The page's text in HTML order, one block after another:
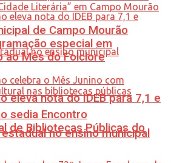
eleva nota do IDEB para 7,1 e
no ensino municipal
de Campo Mourão
especial em
ao Mês do Folclore
sedia Encontro
de Bibliotecas Públicas do